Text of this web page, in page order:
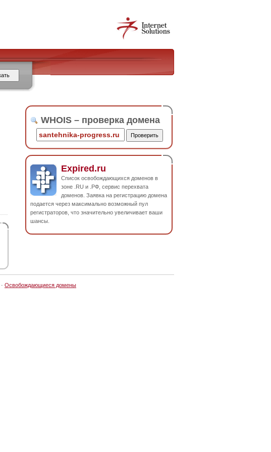
WHOIS – проверка домена
Expired.ru
Список освобождающихся доменов в
зоне .RU и .РФ, сервис перехвата
доменов. Заявка на регистрацию домена
подается через максимально возможный пул
регистраторов, что значительно увеличивает ваши
шансы.
· Освобождающиеся домены